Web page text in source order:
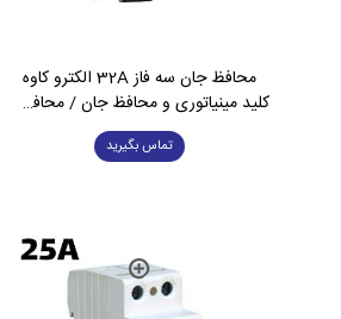
محافظ جان سه فاز 32A الکترو کاوه
کلید مینیاتوری و محافظ جان / محافظ جان
تماس بگیرید